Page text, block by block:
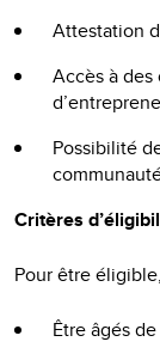
Attestation
Accès à des
Possibilité
Critères
Pour être
Être âgés